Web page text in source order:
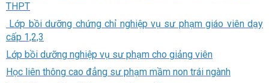
THPT
Lớp bồi dưỡng chứng chỉ nghiệp vụ sư phạm giáo viên dạy
cấp 1,2,3
Lớp bồi dưỡng nghiệp vụ sư phạm cho giảng viên
Học liên thông cao đẳng sư phạm mầm non trái ngành